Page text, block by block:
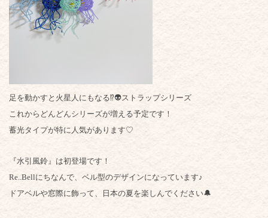
足を動かすと火星人にもなる⁉️👽ストラップシリーズ
これからどんどんシリーズが増える予定です！
蓄光タイプが特に人気があります♡
『水引風鈴』は初登場です！
Re..Bellにちなんで、ベル型のデザインになっています♪
ドアベルや窓際に飾って、日本の夏を楽しんでください🔔